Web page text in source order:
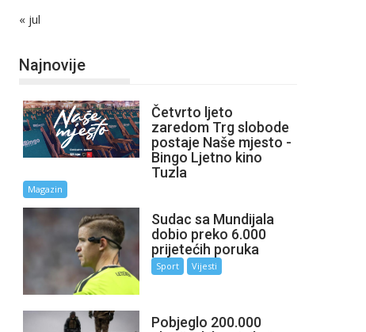
« jul
Najnovije
Četvrto ljeto
zaredom Trg slobode
postaje Naše mjesto -
Bingo Ljetno kino
Tuzla
Magazin
Sudac sa Mundijala
dobio preko 6.000
prijetećih poruka
Sport Vijesti
Pobjeglo 200.000